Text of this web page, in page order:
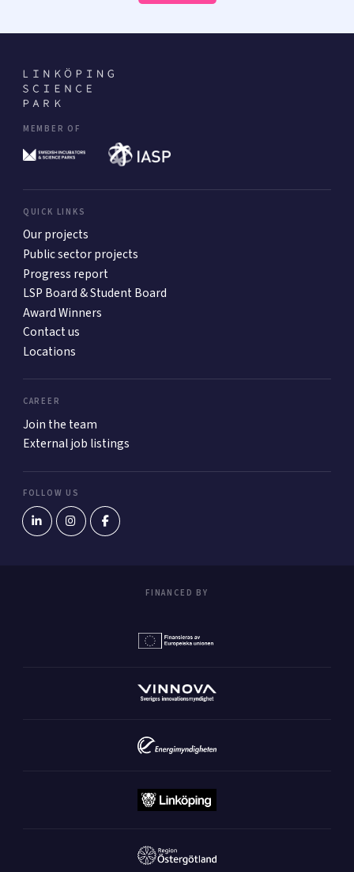
MEMBER OF
QUICK LINKS
Our projects
Public sector projects
Progress report
LSP Board & Student Board
Award Winners
Contact us
Locations
CAREER
Join the team
External job listings
FOLLOW US
FINANCED BY